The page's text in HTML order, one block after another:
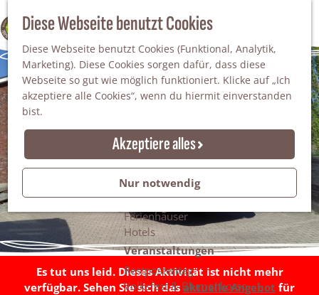
Diese Webseite benutzt Cookies
Diese Webseite benutzt Cookies (Funktional, Analytik,
Marketing). Diese Cookies sorgen dafür, dass diese
Webseite so gut wie möglich funktioniert. Klicke auf „Ich
akzeptiere alle Cookies“, wenn du hiermit einverstanden
bist.
Akzeptiere alles
Nur notwendig
100% WINTERSWIJK
S
u
c
h
e
n
M
e
n
ü
Da staunt man!
Freiheitsbäume
Natur
Naturgebiete
Nationaler Landschaftspark Winterswijk
Der Steingrube
Gärten & Parks
Übernachten
Campingplätze & Ferienparks
Gruppenunterkünfte
Bed & Breakfasts
Ferienhäuser
Hotels
Veranstaltungen
Restpostentag
Volksfest & Blumenkorso
Es tut uns leid. Dieses Aktivität ist nicht mehr
verfügbar. Sehen Sie sich dasaktuelle Angebot für